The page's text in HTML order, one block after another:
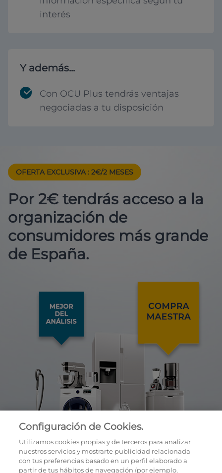
interés
Y además...
Con OCU Plus tendrás ventajas
negociadas a tu disposición
OFERTA EXCLUSIVA : 2€/2 MESES
Por 2€ tendrás acceso a la
organización de
consumidores más grande
de España.
Configuración de Cookies.
Utilizamos cookies propias y de terceros para analizar
nuestros servicios y mostrarte publicidad relacionada
con tus preferencias basado en un perfil elaborado a
partir de tus hábitos de navegación (por ejemplo,